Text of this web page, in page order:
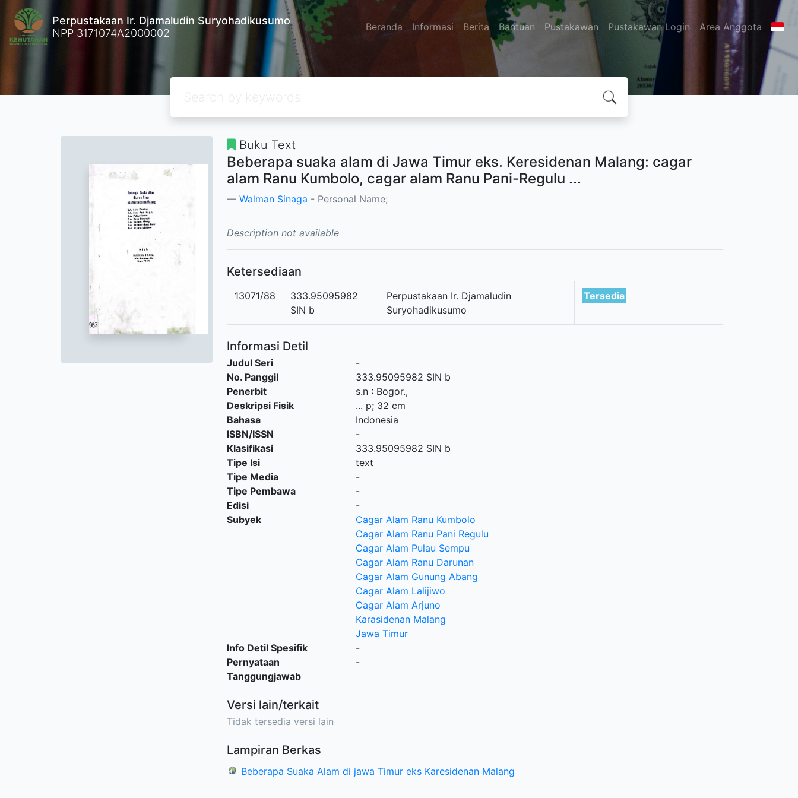
Perpustakaan Ir. Djamaludin Suryohadikusumo
NPP 3171074A2000002
Beranda Informasi Berita Bantuan Pustakawan Pustakawan Login Area Anggota
Buku Text
Beberapa suaka alam di Jawa Timur eks. Keresidenan Malang: cagar
alam Ranu Kumbolo, cagar alam Ranu Pani-Regulu ...
Walman Sinaga - Personal Name;
Description not available
Ketersediaan
13071/88
333.95095982
SIN b
Perpustakaan Ir. Djamaludin
Suryohadikusumo
Tersedia
Informasi Detil
Judul Seri
-
No. Panggil
333.95095982 SIN b
Penerbit
s.n: Bogor.,
Deskripsi Fisik
... p; 32 cm
Bahasa
Indonesia
ISBN/ISSN
-
Klasifikasi
333.95095982 SIN b
Tipe Isi
text
Tipe Media
-
Tipe Pembawa
-
Edisi
-
Subyek
Cagar Alam Ranu Kumbolo
Cagar Alam Ranu Pani Regulu
Cagar Alam Pulau Sempu
Cagar Alam Ranu Darunan
Cagar Alam Gunung Abang
Cagar Alam Lalijiwo
Cagar Alam Arjuno
Karasidenan Malang
Jawa Timur
Info Detil Spesifik
-
Pernyataan
Tanggungjawab
-
Versi lain/terkait
Tidak tersedia versi lain
Lampiran Berkas
Beberapa Suaka Alam di jawa Timur eks Karesidenan Malang